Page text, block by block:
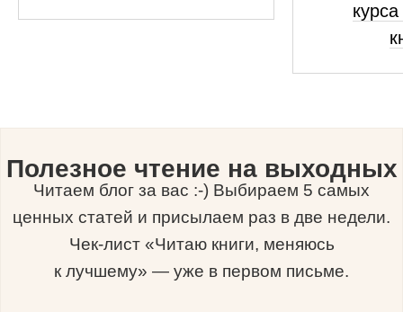
Полезное чтение на выходных
Читаем блог за вас :-) Выбираем 5 самых
ценных статей и присылаем раз в две недели.
Чек-лист «Читаю книги, меняюсь
к лучшему» — уже в первом письме.